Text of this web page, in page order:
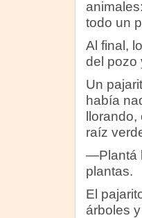
todo un
Al final,
del pozo
Un
había
raíz
—Plantá
plantas.
El
árboles